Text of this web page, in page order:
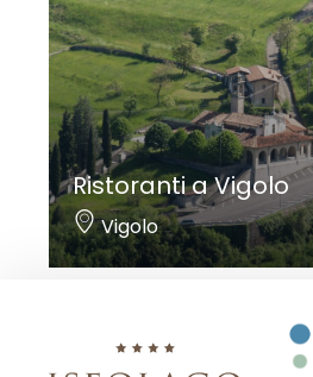
Ristoranti a Vigolo
Vigolo